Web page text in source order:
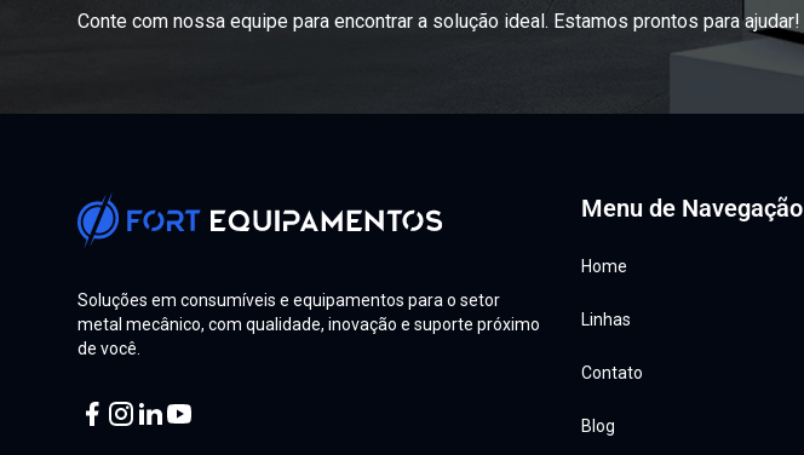
Conte com nossa equipe para encontrar a solução ideal. Estamos prontos para ajudar!
Soluções em consumíveis e equipamentos para o setor
metal mecânico, com qualidade, inovação e suporte próximo
de você.
Menu de Navegação
Home
Linhas
Contato
Blog